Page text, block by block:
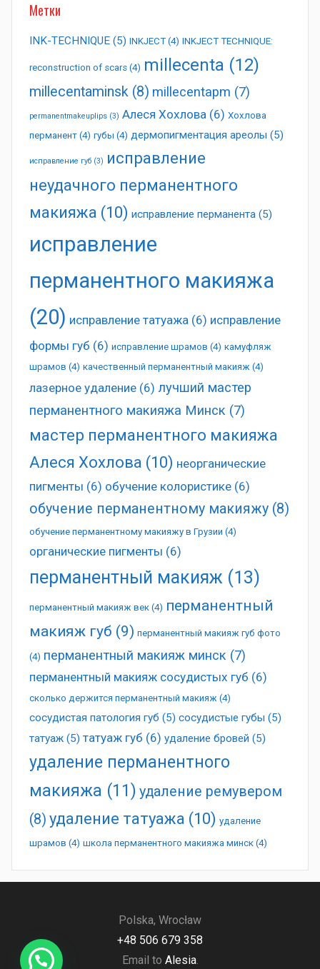
Метки
INK-TECHNIQUE (5) INKJECT (4) INKJECT TECHNIQUE:
reconstruction of scars (4) millecenta (12)
millecentaminsk (8) millecentapm (7)
permanentmakeuplips (3) Алеся Хохлова (6) Хохлова
перманент (4) губы (4) дермопигментация ареолы (5)
исправление губ (3) исправление
неудачного перманентного
макияжа (10) исправление перманента (5)
исправление
перманентного макияжа
(20) исправление татуажа (6) исправление
формы губ (6) исправление шрамов (4) камуфляж
шрамов (4) качественный перманентный макияж (4)
лазерное удаление (6) лучший мастер
перманентного макияжа Минск (7)
мастер перманентного макияжа
Алеся Хохлова (10) неорганические
пигменты (6) обучение колористике (6)
обучение перманентному макияжу (8)
обучение перманентному макияжу в Грузии (4)
органические пигменты (6)
перманентный макияж (13)
перманентный макияж век (4) перманентный
макияж губ (9) перманентный макияж губ фото
(4) перманентный макияж минск (7)
перманентный макияж сосудистых губ (6)
сколько держится перманентный макияж (4)
сосудистая патология губ (5) сосудистые губы (5)
татуаж (5) татуаж губ (6) удаление бровей (5)
удаление перманентного
макияжа (11) удаление ремувером
(8) удаление татуажа (10) удаление
шрамов (4) школа перманентного макияжа минск (4)
Polska, Wrocław
+48 506 679 358
Email to Alesia.